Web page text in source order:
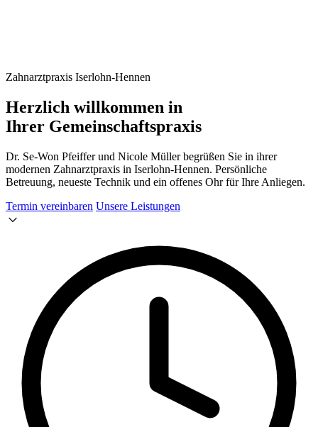
Zahnarztpraxis Iserlohn-Hennen
Herzlich willkommen in
Ihrer Gemeinschaftspraxis
Dr. Se-Won Pfeiffer und Nicole Müller begrüßen Sie in ihrer
modernen Zahnarztpraxis in Iserlohn-Hennen. Persönliche
Betreuung, neueste Technik und ein offenes Ohr für Ihre Anliegen.
Termin vereinbaren Unsere Leistungen